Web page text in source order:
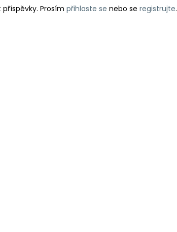
Prosím přihlaste se nebo se registrujte.